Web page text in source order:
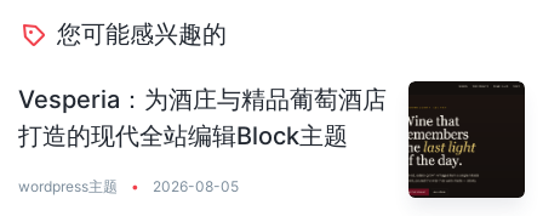
您可能感兴趣的
Vesperia：为酒庄与精品葡萄酒店
打造的现代全站编辑Block主题
wordpress主题 • 2026-08-05